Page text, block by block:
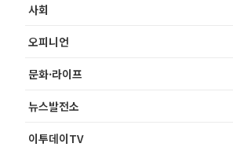
사회
오피니언
문화·라이프
뉴스발전소
이투데이TV